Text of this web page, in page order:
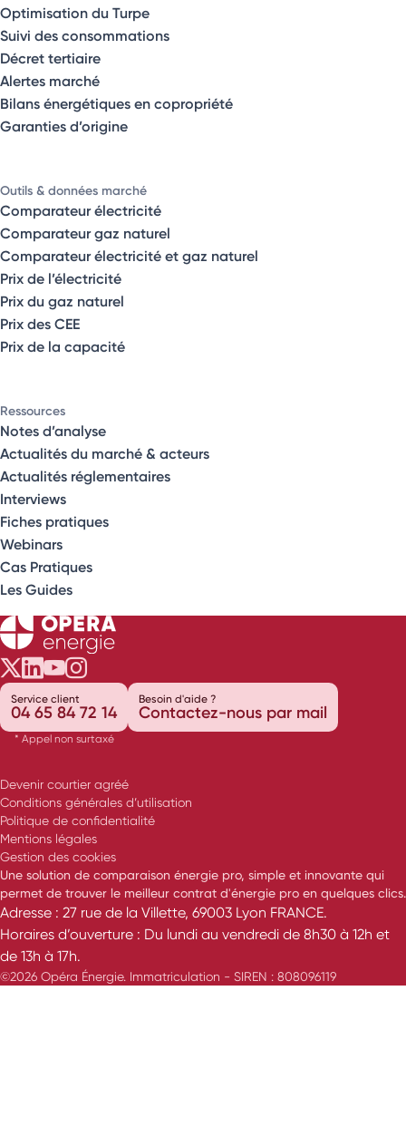
Optimisation du Turpe
Suivi des consommations
Décret tertiaire
Alertes marché
Bilans énergétiques en copropriété
Garanties d’origine
Outils & données marché
Comparateur électricité
Comparateur gaz naturel
Comparateur électricité et gaz naturel
Prix de l’électricité
Prix du gaz naturel
Prix des CEE
Prix de la capacité
Ressources
Notes d’analyse
Actualités du marché & acteurs
Actualités réglementaires
Interviews
Fiches pratiques
Webinars
Cas Pratiques
Les Guides
Opéra Énergie sur Twitter
Opéra Énergie sur LinkedIn
Opéra Énergie sur Youtube
Opéra Énergie sur Instagram
Service client
04 65 84 72 14
* Appel non surtaxé
Besoin d'aide ?
Contactez-nous par mail
Devenir courtier agréé
Conditions générales d’utilisation
Politique de confidentialité
Mentions légales
Gestion des cookies
Une solution de comparaison énergie pro, simple et innovante qui
permet de trouver le meilleur contrat d'énergie pro en quelques clics.
Adresse : 27 rue de la Villette, 69003 Lyon FRANCE.
Horaires d’ouverture : Du lundi au vendredi de 8h30 à 12h et
de 13h à 17h.
©2026 Opéra Énergie. Immatriculation - SIREN : 808096119